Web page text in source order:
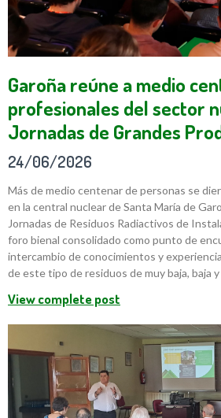
Garoña reúne a medio
profesionales del sector
Jornadas de Grandes
24/06/2026
Más de medio centenar de personas se
en la central nuclear de Santa María de
Jornadas de Residuos Radiactivos de
foro bienal consolidado como punto de
intercambio de conocimientos y
de este tipo de residuos de muy baja, baja
View complete post